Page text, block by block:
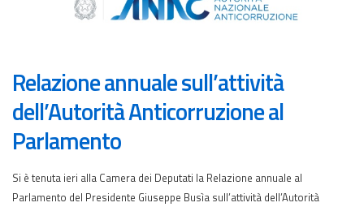
Relazione annuale sull’attività
dell’Autorità Anticorruzione al
Parlamento
Si è tenuta ieri alla Camera dei Deputati la Relazione annuale al
Parlamento del Presidente Giuseppe Busìa sull’attività dell’Autorità